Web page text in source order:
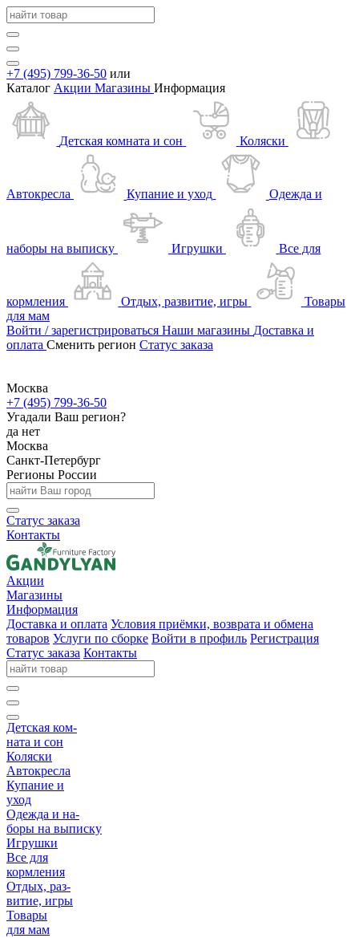
+7 (495) 799-36-50 или
Каталог Акции Магазины Информация
Детская комната и сон Коляски
Автокресла Купание и уход Одежда и
наборы на выписку Игрушки Все для
кормления Отдых, развитие, игры
Товары
для мам
Войти / зарегистрироваться Наши магазины Доставка и
оплата Сменить регион Статус заказа
Москва
+7 (495) 799-36-50
Угадали Ваш регион?
да нет
Москва
Санкт-Петербург
Регионы России
Статус заказа
Контакты
Акции
Магазины
Информация
Доставка и оплата Условия приёмки, возврата и обмена
товаров Услуги по сборке Войти в профиль Регистрация
Статус заказа Контакты
Детская ком-
ната и сон
Коляски
Автокресла
Купание и
уход
Одежда и на-
боры на выписку
Игрушки
Все для
кормления
Отдых, раз-
витие, игры
Товары
для мам